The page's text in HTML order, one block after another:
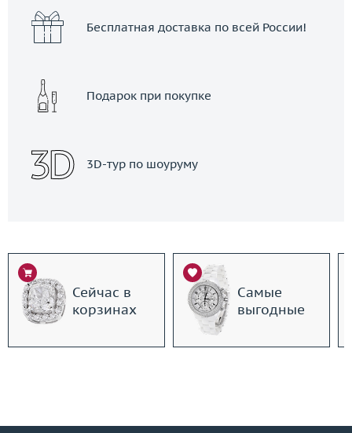
Бесплатная доставка по всей России!
Подарок при покупке
3D-тур по шоуруму
Сейчас в
корзинах
Самые
выгодные